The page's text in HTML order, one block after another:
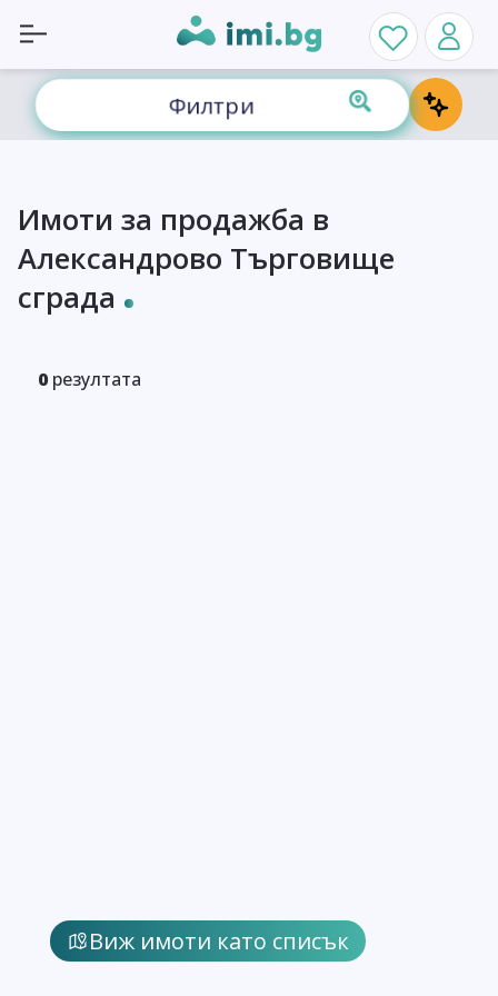
Филтри
Виж имоти като списък
Имоти за продажба в
Александрово Търговище
сграда
0 резултата